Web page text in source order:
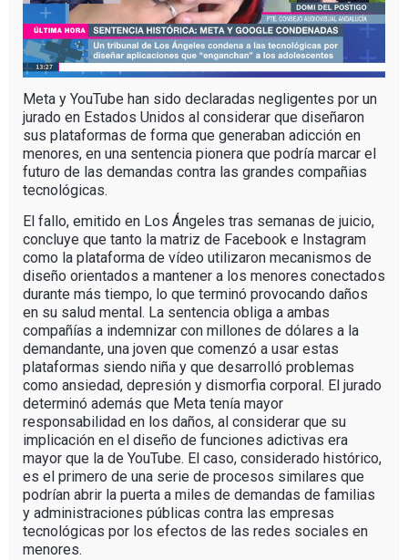
Meta y YouTube han sido declaradas negligentes por un
jurado en Estados Unidos al considerar que diseñaron
sus plataformas de forma que generaban adicción en
menores, en una sentencia pionera que podría marcar el
futuro de las demandas contra las grandes compañias
tecnológicas.
El fallo, emitido en Los Ángeles tras semanas de juicio,
concluye que tanto la matriz de Facebook e Instagram
como la plataforma de vídeo utilizaron mecanismos de
diseño orientados a mantener a los menores conectados
durante más tiempo, lo que terminó provocando daños
en su salud mental. La sentencia obliga a ambas
compañías a indemnizar con millones de dólares a la
demandante, una joven que comenzó a usar estas
plataformas siendo niña y que desarrolló problemas
como ansiedad, depresión y dismorfia corporal. El jurado
determinó además que Meta tenía mayor
responsabilidad en los daños, al considerar que su
implicación en el diseño de funciones adictivas era
mayor que la de YouTube. El caso, considerado histórico,
es el primero de una serie de procesos similares que
podrían abrir la puerta a miles de demandas de familias
y administraciones públicas contra las empresas
tecnológicas por los efectos de las redes sociales en
menores.